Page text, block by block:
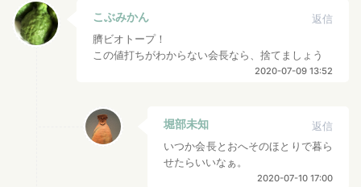
こぶみかん
返信
臍ビオトープ！
この値打ちがわからない会長なら、捨てましょう
2020-07-09 13:52
堀部未知
返信
いつか会長とおへそのほとりで暮ら
せたらいいなぁ。
2020-07-10 17:00